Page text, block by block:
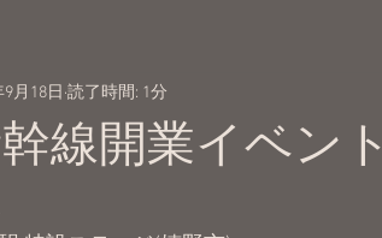
線開業イベント
9月18日 読了時間: 1分